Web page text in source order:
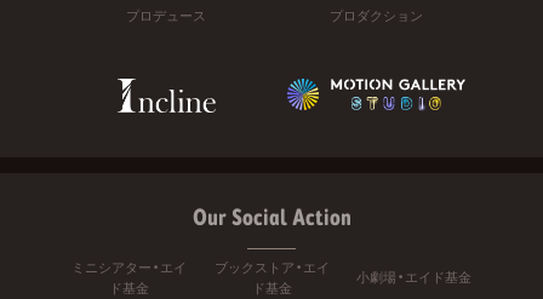
プロデュース プロダクション
Our Social Action
ミニシアター・エイ
ド基金
ブックストア・エイ
ド基金
小劇場・エイド基金